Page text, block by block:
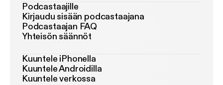
Podcastaajille
Kirjaudu sisään podcastaajana
Podcastaajan FAQ
Yhteisön säännöt
Kuuntele iPhonella
Kuuntele Androidilla
Kuuntele verkossa